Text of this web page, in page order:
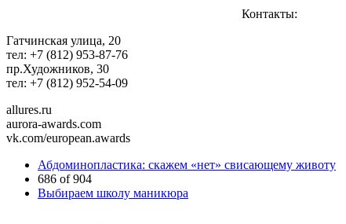
Контакты:
Гатчинская улица, 20
тел: +7 (812) 953-87-76
пр.Художников, 30
тел: +7 (812) 952-54-09
allures.ru
aurora-awards.com
vk.com/european.awards
Абдоминопластика: скажем «нет» свисающему животу
686 of 904
Выбираем школу маникюра